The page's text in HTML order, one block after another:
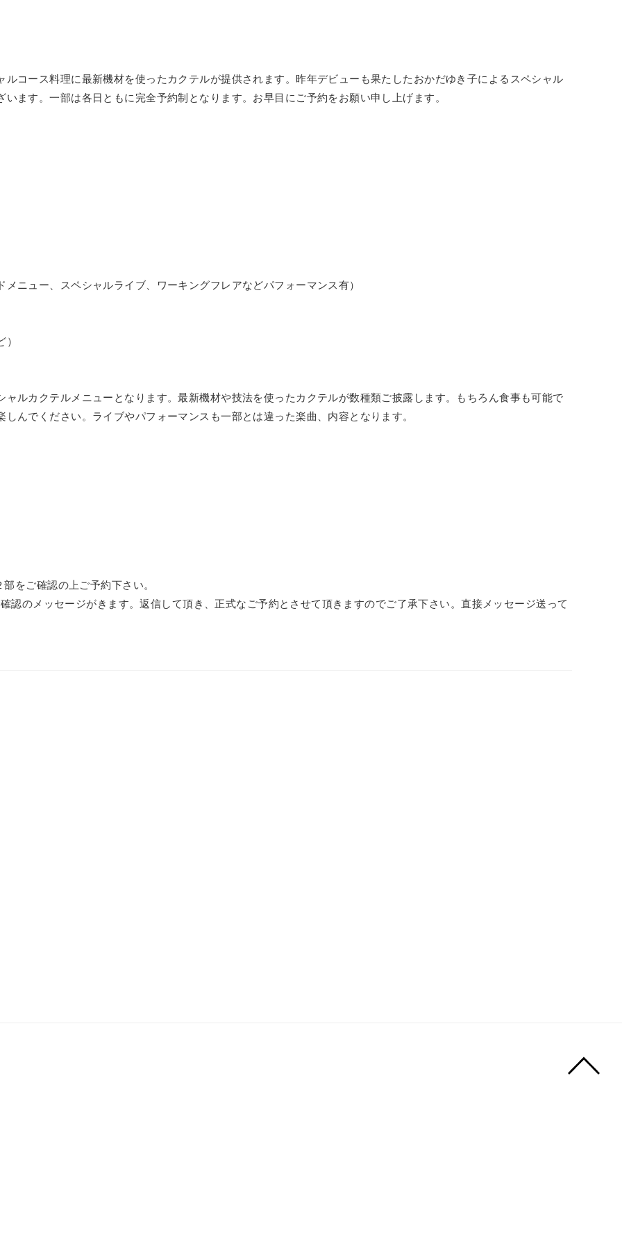
ルコース料理に最新機材を使ったカクテルが提供されます。昨年デビューも果たしたおかだゆき子によるスペシャル
ます。一部は各日ともに完全予約制となります。お早目にご予約をお願い申し上げます。
ニュー、スペシャルライブ、ワーキングフレアなどパフォーマンス有）
ルカクテルメニューとなります。最新機材や技法を使ったカクテルが数種類ご披露します。もちろん食事も可能で
んでください。ライブやパフォーマンスも一部とは違った楽曲、内容となります。
をご確認の上ご予約下さい。
のメッセージがきます。返信して頂き、正式なご予約とさせて頂きますのでご了承下さい。直接メッセージ送って